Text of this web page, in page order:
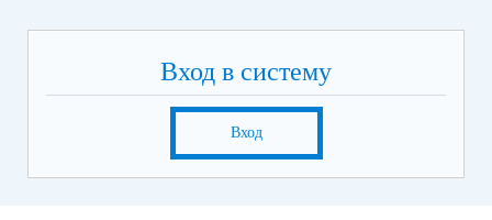
Вход в систему
Вход